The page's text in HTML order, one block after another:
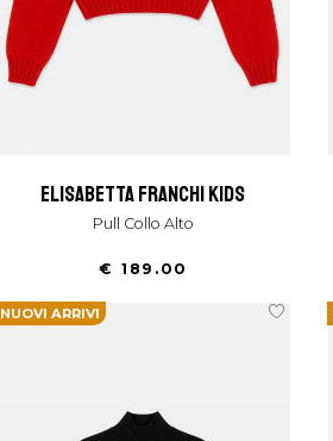
elisabetta franchi kids
Pull Collo Alto
€ 189.00
NUOVI ARRIVI